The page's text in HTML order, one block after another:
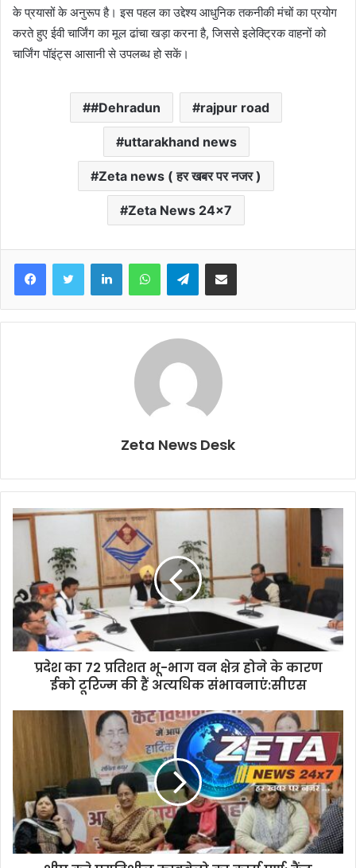
के प्रयासों के अनुरूप है। इस पहल का उद्देश्य आधुनिक तकनीकी मंचों का प्रयोग
करते हुए ईवी चार्जिंग का मूल ढांचा खड़ा करना है, जिससे इलेक्ट्रिक वाहनों को
चार्जिंग पॉइंट्स आसानी से उपलब्ध हो सकें।
#Dehradun rajpur road
uttarakhand news
Zeta news ( हर खबर पर नजर )
Zeta News 24x7
Telegram
Zeta News Desk
प्रदेश का 72 प्रतिशत भू-भाग वन क्षेत्र होने के कारण
ईको टूरिज्म की हैं अत्यधिक संभावनाएं:सीएस